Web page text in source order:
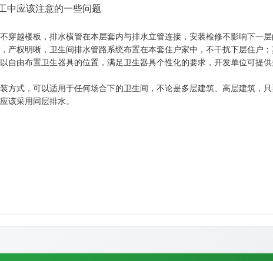
中应该注意的一些问题
穿越楼板，排水横管在本层套内与排水立管连接，安装检修不影响下一层
产权明晰，卫生间排水管路系统布置在本套住户家中，不干扰下层住户
自由布置卫生器具的位置，满足卫生器具个性化的要求，开发单位可提
方式，可以适用于任何场合下的卫生间，不论是多层建筑、高层建筑，
该采用同层排水。